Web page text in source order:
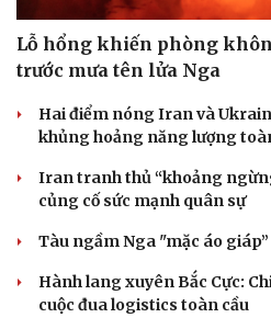
Lỗ hổng khiến phòng
trước mưa tên lửa Nga
Hai điểm nóng Iran và
khủng hoảng năng lượng
Iran tranh thủ “khoảng
củng cố sức mạnh quân sự
Tàu ngầm Nga "mặc áo
Hành lang xuyên Bắc Cực:
cuộc đua logistics toàn cầu